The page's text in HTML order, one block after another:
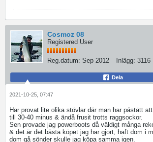
Cosmoz 08
Registered User
Reg.datum: Sep 2012 Inlägg: 3116
Dela
2021-10-25, 07:47
Har provat lite olika stövlar där man har påstått
till 30-40 minus & ändå frusit trotts raggsockor.
Sen provade jag powerboots då väldigt många
& det är det bästa köpet jag har gjort, haft dom i
dom gå sönder skulle jag köpa samma igen.